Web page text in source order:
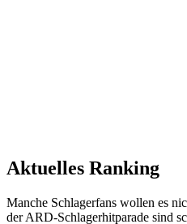
Aktuelles Ranking
Manche Schlagerfans wollen es
der ARD-Schlagerhitparade sind